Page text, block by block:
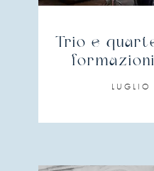
Trio e